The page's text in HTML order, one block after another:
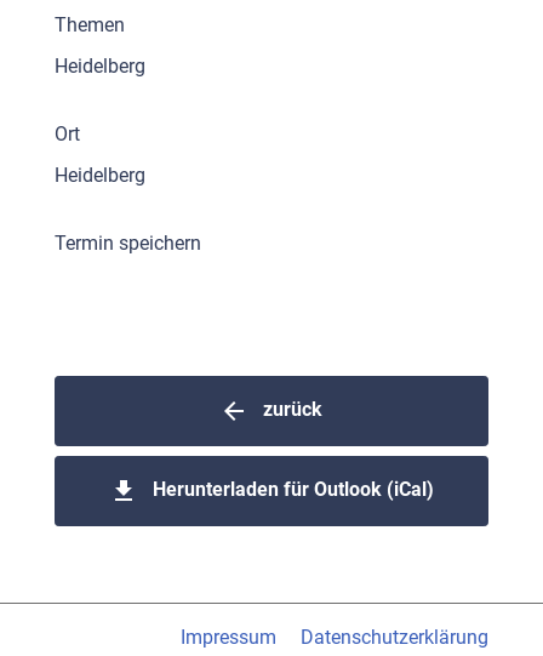
Themen
Heidelberg
Ort
Heidelberg
Termin speichern
arrow_back zurück
file_download Herunterladen für Outlook (iCal)
Impressum Datenschutzerklärung